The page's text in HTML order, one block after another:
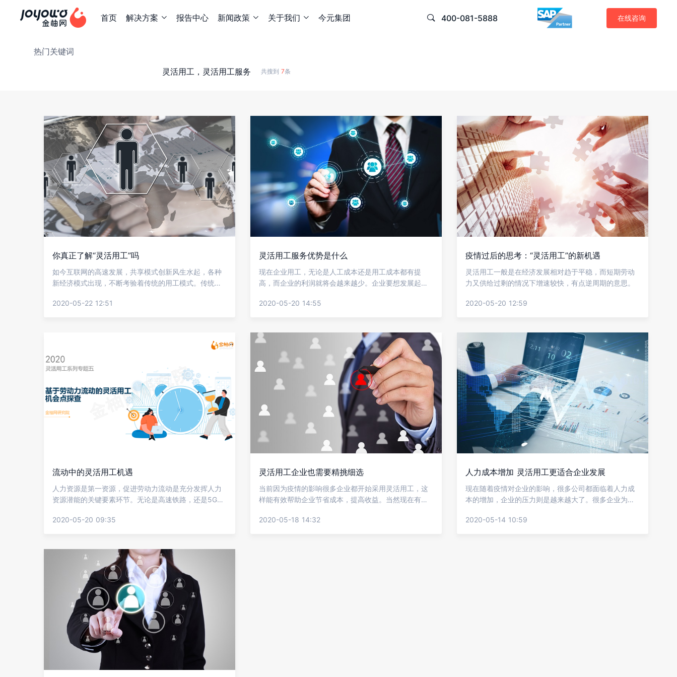
首页 解决方案  报告中心 新闻政策  关于我们  今元集团  400-081-5888 在线咨询
热门关键词
灵活用工，灵活用工服务
共搜到 7条
你真正了解“灵活用工”吗
如今互联网的高速发展，共享模式创新风生水起，各种
新经济模式出现，不断考验着传统的用工模式。传统的
制劳动关系模式，已经不能满足新经济的发展壮大。
2020-05-22 12:51
灵活用工服务优势是什么
现在企业用工，无论是人工成本还是用工成本都有提
高，而企业的利润就将会越来越少。企业要想发展起
大的收入。一些企业为了适应千变万化的市场，许多企
2020-05-20 14:55
疫情过后的思考：“灵活用工”的新机遇
灵活用工一般是在经济发展相对趋于平稳，而短期劳动
力又供给过剩的情况下增速较快，有点逆周期的意思。
2020-05-20 12:59
流动中的灵活用工机遇
人力资源是第一资源，促进劳动力流动是充分发挥人力
资源潜能的关键要素环节。无论是高速铁路，还是5G技
加速流转，劳动力流动既是劳动力商品化发展的结果，
院精心筹备，推出了2020灵活用工系列专题，从不同维
度对灵活用工的趋势、价值、模式进行解读，助力企业
降本增效，解围脱困。
2020-05-20 09:35
灵活用工企业也需要精挑细选
当前因为疫情的影响很多企业都开始采用灵活用工，这
样能有效帮助企业节省成本，提高收益。当然现在有很
不少企业对这个不是很了解，所以不知道要怎样去做好
2020-05-18 14:32
人力成本增加 灵活用工更适合企业发展
现在随着疫情对企业的影响，很多公司都面临着人力成
本的增加，企业的压力则是越来越大了。很多企业为了
方式来减少企业在用工方面的支出，从而达到盈利。那
2020-05-14 10:59